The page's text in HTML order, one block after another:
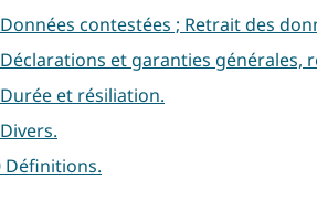
contestées ; Retrait des
et garanties
et résiliation.
Définitions.